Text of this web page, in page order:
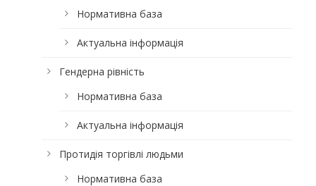
Нормативна база
Актуальна інформація
Гендерна рівність
Нормативна база
Актуальна інформація
Протидія торгівлі людьми
Нормативна база